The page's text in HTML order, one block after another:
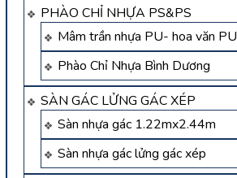
PHÀO CHỈ NHỰA PS&PS
Mâm trần nhựa PU- hoa văn PU
Phào Chỉ Nhựa Bình Dương
SÀN GÁC LỬNG GÁC XÉP
Sàn nhựa gác 1.22mx2.44m
Sàn nhựa gác lửng gác xép